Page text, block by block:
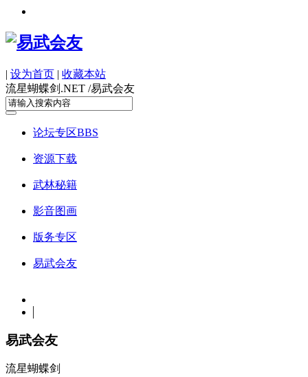
| 设为首页 | 收藏本站
流星蝴蝶剑.NET /易武会友
论坛专区BBS
资源下载
武林秘籍
影音图画
版务专区
易武会友
易武会友
流星蝴蝶剑